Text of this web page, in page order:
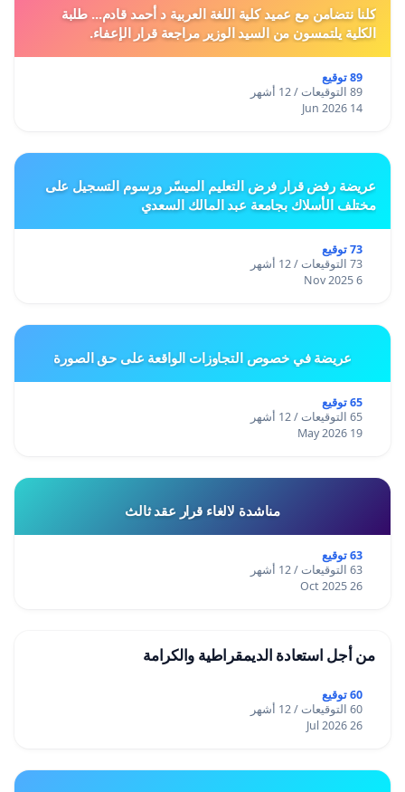
كلنا نتضامن مع عميد كلية اللغة العربية د أحمد قادم... طلبة
الكلية يلتمسون من السيد الوزير مراجعة قرار الإعفاء.
89 توقيع
89 التوقيعات / 12 أشهر
14 Jun 2026
عريضة رفض قرار فرض التعليم الميسّر ورسوم التسجيل على
مختلف الأسلاك بجامعة عبد المالك السعدي
73 توقيع
73 التوقيعات / 12 أشهر
6 Nov 2025
عريضة في خصوص التجاوزات الواقعة على حق الصورة
65 توقيع
65 التوقيعات / 12 أشهر
19 May 2026
مناشدة لالغاء قرار عقد ثالث
63 توقيع
63 التوقيعات / 12 أشهر
26 Oct 2025
من أجل استعادة الديمقراطية والكرامة
60 توقيع
60 التوقيعات / 12 أشهر
26 Jul 2026